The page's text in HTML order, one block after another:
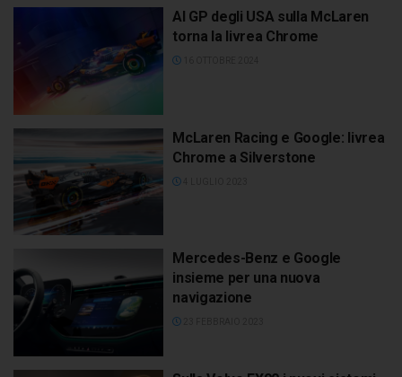
Al GP degli USA sulla McLaren
torna la livrea Chrome
McLaren Racing e Google: livrea
Chrome a Silverstone
Mercedes-Benz e Google
insieme per una nuova
navigazione